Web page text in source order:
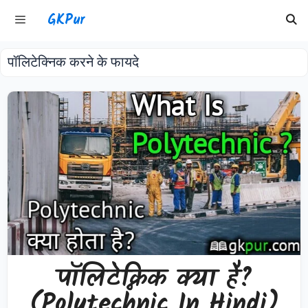
GKPur
Menu
पॉलिटेक्निक करने के फायदे
पॉलिटेक्निक क्या है?